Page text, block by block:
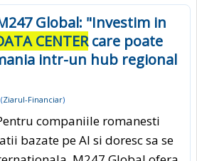
Global: "Investim in
CENTERcare poate
intr-un hub regional
Ziarul-Financiar)
companiile romanesti
bazate pe AI si doresc sa se